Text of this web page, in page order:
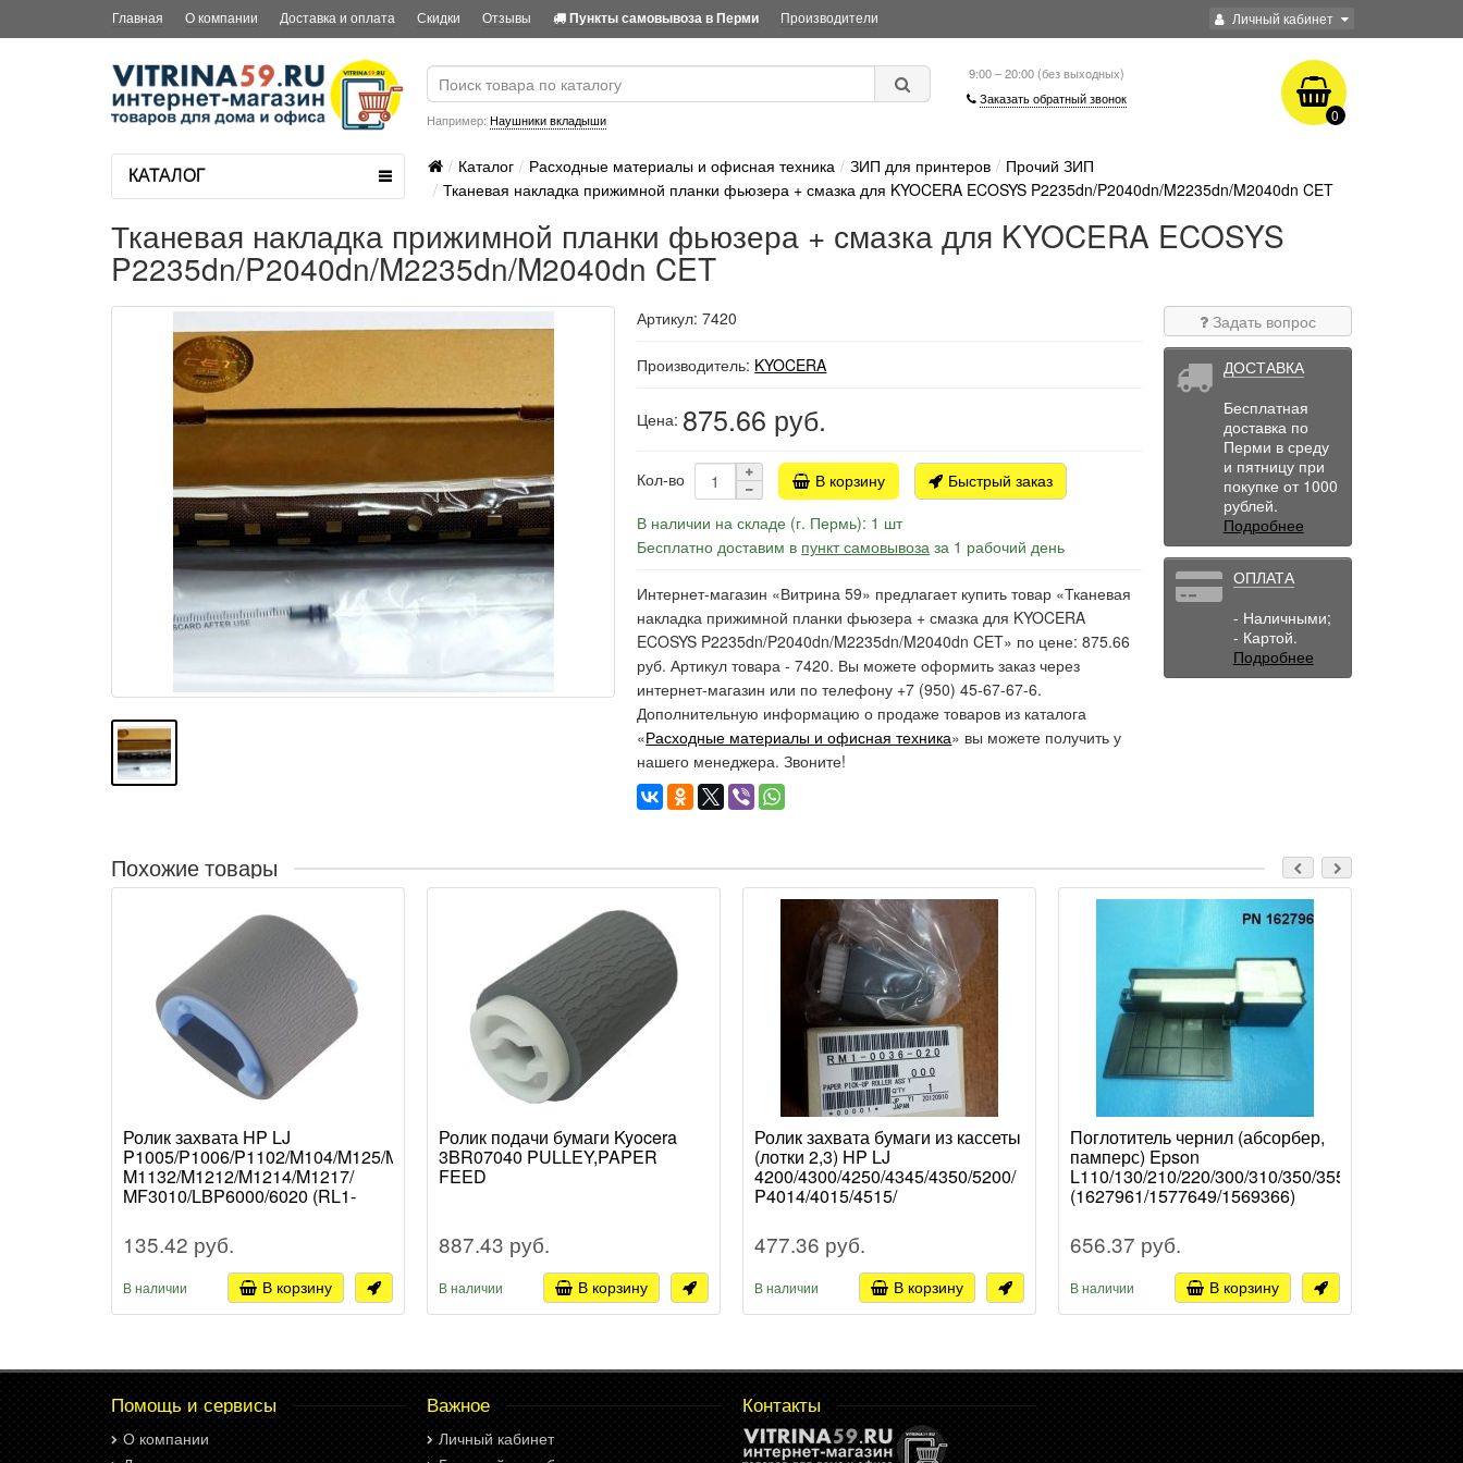
Личный кабинет
Главная О компании Доставка и оплата Скидки Отзывы Пункты самовывоза в Перми Производители
Например: Наушники вкладыши
9:00 – 20:00 (без выходных)
Заказать обратный звонок
0
КАТАЛОГ Каталог Расходные материалы и офисная техника ЗИП для принтеров
Прочий ЗИП
Тканевая накладка прижимной планки фьюзера + смазка для KYOCERA ECOSYS P2235dn/P2040dn/M2235dn/M2040dn CET
Тканевая накладка прижимной планки фьюзера + смазка для KYOCERA ECOSYS
P2235dn/P2040dn/M2235dn/M2040dn CET
Артикул: 7420
Производитель: KYOCERA
Цена: 875.66 руб.
Кол-во В корзину
Быстрый заказ
В наличии на складе (г. Пермь): 1 шт
Бесплатно доставим в пункт самовывоза за 1 рабочий день
Интернет-магазин «Витрина 59» предлагает купить товар «Тканевая
накладка прижимной планки фьюзера + смазка для KYOCERA
ECOSYS P2235dn/P2040dn/M2235dn/M2040dn CET» по цене: 875.66
руб. Артикул товара - 7420. Вы можете оформить заказ через
интернет-магазин или по телефону +7 (950) 45-67-67-6.
Дополнительную информацию о продаже товаров из каталога
«Расходные материалы и офисная техника» вы можете получить у
нашего менеджера. Звоните!
Задать вопрос
ДОСТАВКА
Бесплатная
доставка по
Перми в среду
и пятницу при
покупке от 1000
рублей.
Подробнее
ОПЛАТА
- Наличными;
- Картой.
Подробнее
Похожие товары
Ролик захвата HP LJ
P1005/P1006/P1102/M104/M125/M127/M132/M479/
M1132/M1212/M1214/M1217/
MF3010/LBP6000/6020 (RL1-
65001) CET (1/10)
135.42 руб.
В наличии В корзину
Ролик подачи бумаги Kyocera
3BR07040 PULLEY,PAPER
FEED
887.43 руб.
В наличии В корзину
Ролик захвата бумаги из кассеты
(лотки 2,3) HP LJ
4200/4300/4250/4345/4350/5200/
P4014/4015/4515/
4700/4730/CP4005 в коробке,
RM1-0036
477.36 руб.
В наличии В корзину
Поглотитель чернил (абсорбер,
памперс) Epson
L110/130/210/220/300/310/350/355
(1627961/1577649/1569366)
656.37 руб.
В наличии В корзину
Помощь и сервисы
О компании
Важное
Личный кабинет
Контакты